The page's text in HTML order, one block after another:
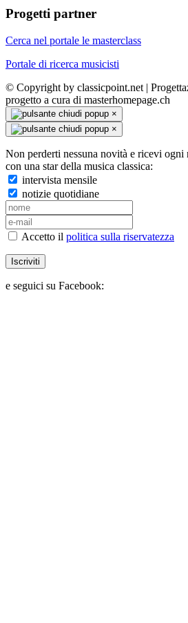
Progetti partner
Cerca nel portale le masterclass
Portale di ricerca musicisti
© Copyright by classicpoint.net |
progetto a cura di masterhomepage.ch
×
×
Non perderti nessuna novità e ricevi ogni
con una star della musica classica:
intervista mensile
notizie quotidiane
Accetto il politica sulla riservatezza
Iscriviti
e seguici su Facebook: